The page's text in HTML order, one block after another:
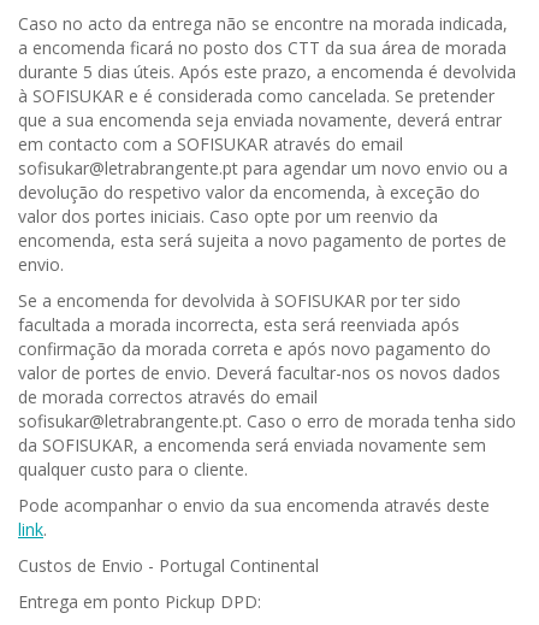
Caso no acto da entrega não se encontre na morada indicada,
a encomenda ficará no posto dos CTT da sua área de morada
durante 5 dias úteis. Após este prazo, a encomenda é devolvida
à SOFISUKAR e é considerada como cancelada. Se pretender
que a sua encomenda seja enviada novamente, deverá entrar
em contacto com a SOFISUKAR através do email
sofisukar@letrabrangente.pt para agendar um novo envio ou a
devolução do respetivo valor da encomenda, à exceção do
valor dos portes iniciais. Caso opte por um reenvio da
encomenda, esta será sujeita a novo pagamento de portes de
envio.
Se a encomenda for devolvida à SOFISUKAR por ter sido
facultada a morada incorrecta, esta será reenviada após
confirmação da morada correta e após novo pagamento do
valor de portes de envio. Deverá facultar-nos os novos dados
de morada correctos através do email
sofisukar@letrabrangente.pt. Caso o erro de morada tenha sido
da SOFISUKAR, a encomenda será enviada novamente sem
qualquer custo para o cliente.
Pode acompanhar o envio da sua encomenda através deste
link.
Custos de Envio - Portugal Continental
Entrega em ponto Pickup DPD: